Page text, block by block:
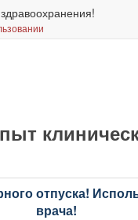
отпуска!
врача!